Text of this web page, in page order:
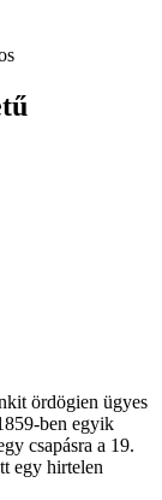
ördögien ügyes
ben egyik
csapásra a 19.
egy hirtelen